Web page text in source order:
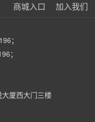
商城入口 加入我们
；
；
厦西大门三楼